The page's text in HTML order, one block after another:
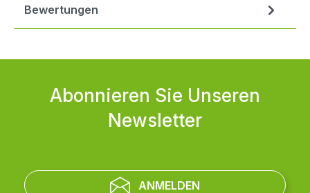
Bewertungen
Abonnieren Sie Unseren
Newsletter
ANMELDEN